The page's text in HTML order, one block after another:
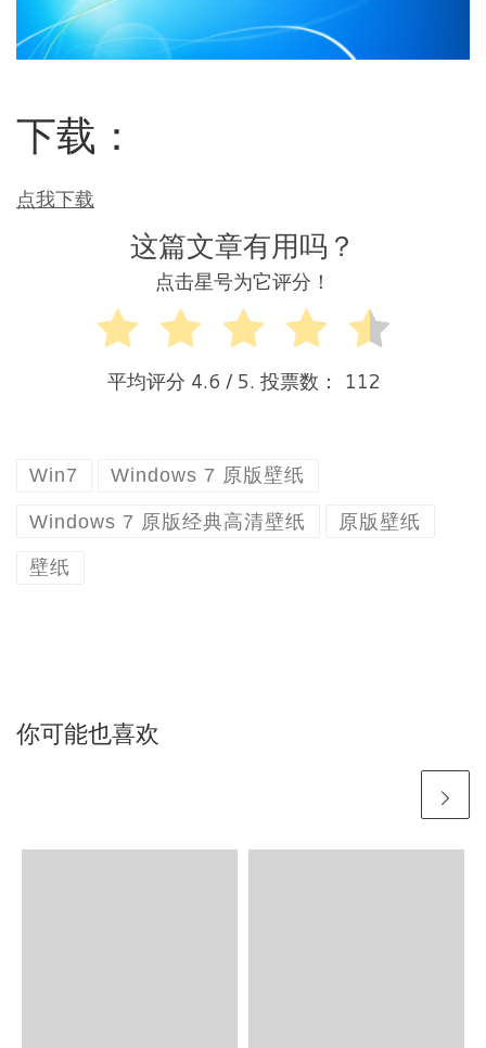
下载：
点我下载
这篇文章有用吗？
点击星号为它评分！
平均评分 4.6 / 5. 投票数： 112
Win7 Windows 7 原版壁纸
Windows 7 原版经典高清壁纸 原版壁纸
壁纸
你可能也喜欢